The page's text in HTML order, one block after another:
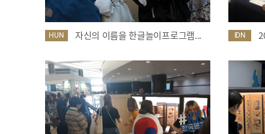
HUN 자신의 이름을 한글놀이프로그램... IDN